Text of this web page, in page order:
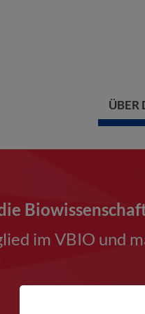
ÜBER
im VBIO und